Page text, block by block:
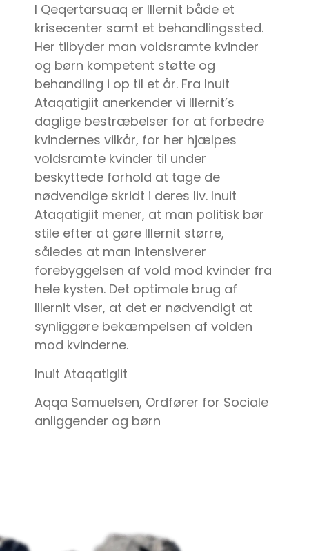
I Qeqertarsuaq er Illernit både et
krisecenter samt et behandlingssted.
Her tilbyder man voldsramte kvinder
og børn kompetent støtte og
behandling i op til et år. Fra Inuit
Ataqatigiit anerkender vi Illernit’s
daglige bestræbelser for at forbedre
kvindernes vilkår, for her hjælpes
voldsramte kvinder til under
beskyttede forhold at tage de
nødvendige skridt i deres liv. Inuit
Ataqatigiit mener, at man politisk bør
stile efter at gøre Illernit større,
således at man intensiverer
forebyggelsen af vold mod kvinder fra
hele kysten. Det optimale brug af
Illernit viser, at det er nødvendigt at
synliggøre bekæmpelsen af volden
mod kvinderne.
Inuit Ataqatigiit
Aqqa Samuelsen, Ordfører for Sociale
anliggender og børn